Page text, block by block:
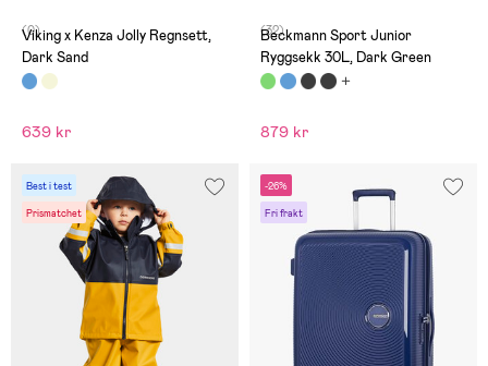
(0)
Viking x Kenza Jolly Regnsett,
Dark Sand
639 kr
(32)
Beckmann Sport Junior
Ryggsekk 30L, Dark Green
879 kr
Best i test
Prismatchet
-26%
Fri frakt